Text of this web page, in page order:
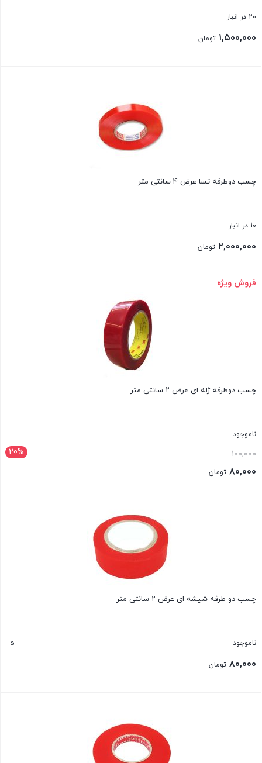
20 در انبار
۱,۵۰۰,۰۰۰ تومان
چسب دوطرفه تسا عرض ۴ سانتی متر
10 در انبار
۲,۰۰۰,۰۰۰ تومان
بستن
فروش ویژه
چسب دوطرفه ژله ای عرض ۲ سانتی متر
ناموجود
20% ۱۰۰,۰۰۰قیمت
اصلی: ۸۰,۰۰۰ تومان
چسب دو طرفه شیشه ای عرض ۲ سانتی متر
ناموجود 5
۸۰,۰۰۰ تومان